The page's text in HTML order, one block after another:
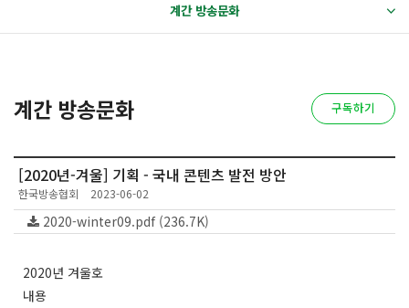
계간 방송문화
계간 방송문화 구독하기
[2020년-겨울] 기획 - 국내 콘텐츠 발전 방안
한국방송협회 2023-06-02
2020-winter09.pdf (236.7K)
2020년 겨울호
내용